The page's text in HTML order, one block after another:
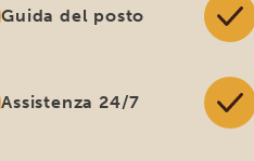
Guida del posto
Assistenza 24/7